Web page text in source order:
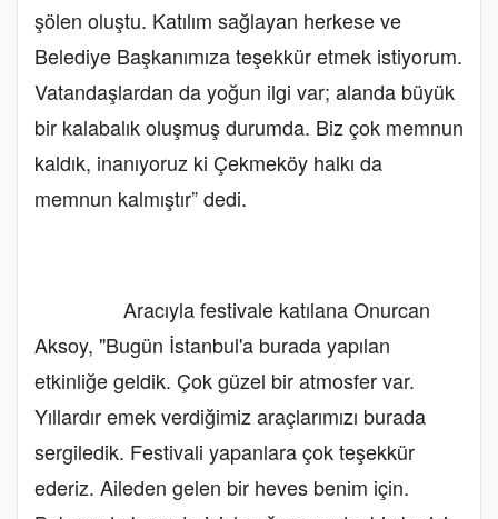
şölen oluştu. Katılım sağlayan herkese ve
Belediye Başkanımıza teşekkür etmek istiyorum.
Vatandaşlardan da yoğun ilgi var; alanda büyük
bir kalabalık oluşmuş durumda. Biz çok memnun
kaldık, inanıyoruz ki Çekmeköy halkı da
memnun kalmıştır” dedi.
Aracıyla festivale katılana Onurcan
Aksoy, "Bugün İstanbul'a burada yapılan
etkinliğe geldik. Çok güzel bir atmosfer var.
Yıllardır emek verdiğimiz araçlarımızı burada
sergiledik. Festivali yapanlara çok teşekkür
ederiz. Aileden gelen bir heves benim için.